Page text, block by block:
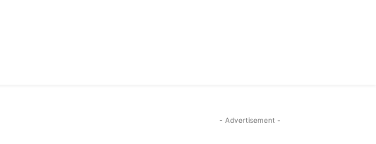
- Advertisement -